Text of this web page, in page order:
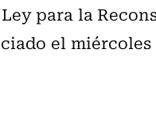
para la
el